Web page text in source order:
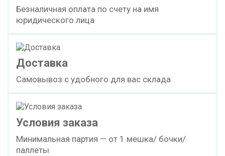
Безналичная оплата по счету на имя
юридического лица
Доставка
Самовывоз с удобного для вас склада
Условия заказа
Минимальная партия — от 1 мешка/ бочки/
паллеты